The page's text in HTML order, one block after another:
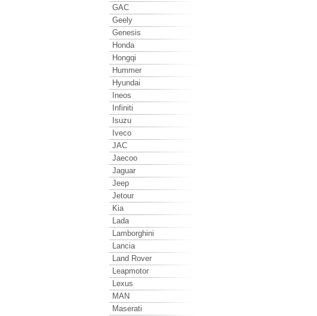
GAC
Geely
Genesis
Honda
Hongqi
Hummer
Hyundai
Ineos
Infiniti
Isuzu
Iveco
JAC
Jaecoo
Jaguar
Jeep
Jetour
Kia
Lada
Lamborghini
Lancia
Land Rover
Leapmotor
Lexus
MAN
Maserati